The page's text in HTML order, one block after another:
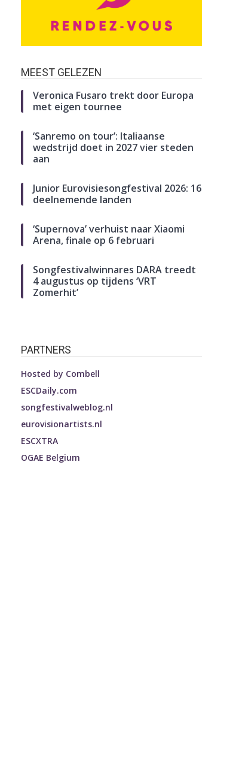
MEEST GELEZEN
Veronica Fusaro trekt door Europa
met eigen tournee
‘Sanremo on tour’: Italiaanse
wedstrijd doet in 2027 vier steden
aan
Junior Eurovisiesongfestival 2026: 16
deelnemende landen
‘Supernova’ verhuist naar Xiaomi
Arena, finale op 6 februari
Songfestivalwinnares DARA treedt
4 augustus op tijdens ‘VRT
Zomerhit’
PARTNERS
Hosted by Combell
ESCDaily.com
songfestivalweblog.nl
eurovisionartists.nl
ESCXTRA
OGAE Belgium